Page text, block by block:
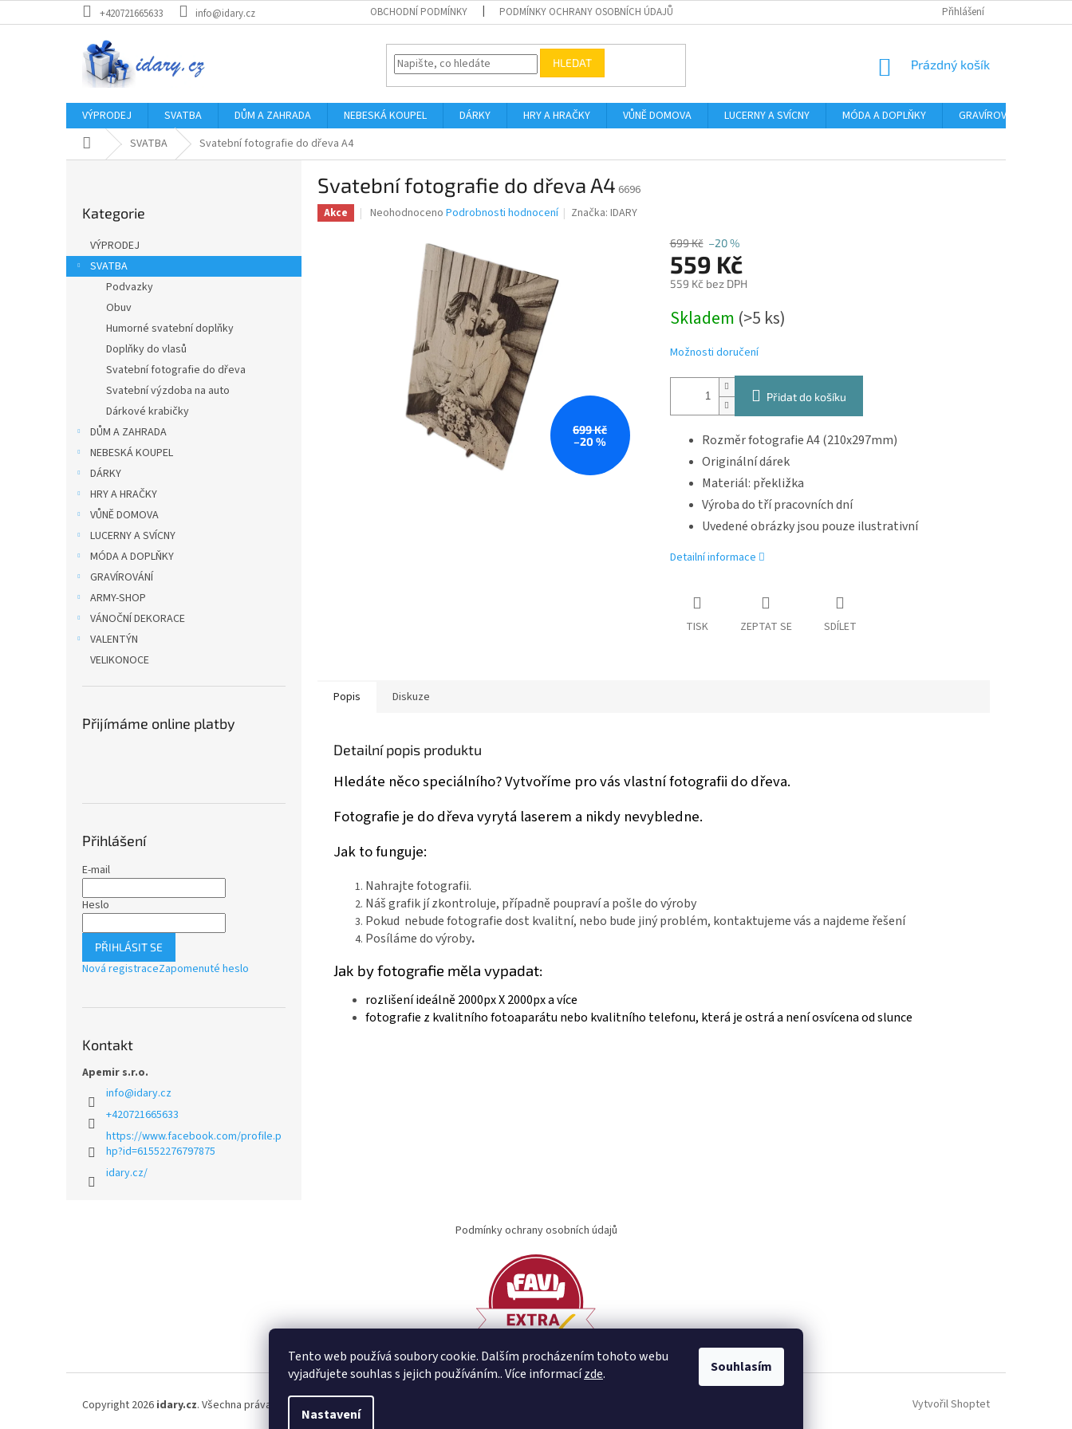
Tento web používá soubory cookie. Dalším procházením tohoto webu
vyjadřujete souhlas s jejich používáním.. Více informacízde.
Nastavení
Souhlasím
na
+420721665633 info@idary.cz OBCHODNÍ PODMÍNKY PODMÍNKY OCHRANY OSOBNÍCH ÚDAJŮ Přihlášení
HLEDAT
NÁKUPNÍ
Prázdný košík
VÝPRODEJ SVATBA DŮM A ZAHRADA NEBESKÁ KOUPEL DÁRKY HRY A HRAČKY VŮNĚ DOMOVA LUCERNY A SVÍCNY MÓDA A DOPLŇKY GRAVÍROVÁNÍ
Domů SVATBA Svatební fotografie do dřeva A4
a
n
kategorie
Kategorie
VÝPRODEJ
SVATBA
Podvazky
Obuv
Humorné svatební doplňky
Doplňky do vlasů
Svatební fotografie do dřeva
Svatební výzdoba na auto
Dárkové krabičky
DŮM A ZAHRADA
NEBESKÁ KOUPEL
DÁRKY
HRY A HRAČKY
VŮNĚ DOMOVA
LUCERNY A SVÍCNY
MÓDA A DOPLŇKY
GRAVÍROVÁNÍ
ARMY-SHOP
VÁNOČNÍ DEKORACE
VALENTÝN
VELIKONOCE
Přijímáme online platby
Přihlášení
E-mail
Heslo
PŘIHLÁSIT SE
Nová registraceZapomenuté heslo
Kontakt
Apemir s.r.o.
info@idary.cz
+420721665633
https://www.facebook.com/profile.p
hp?id=61552276797875
idary.cz/
Svatební fotografie do dřeva A4 6696
Akce
Průměrné
hvězdiček.
Neohodnoceno Podrobnosti hodnocení Značka:IDARY
699 Kč
–20 %
699 Kč –20 %
559 Kč
559 Kč bez DPH
cena:
Skladem (>5 ks)
Možnosti doručení
Přidat do košíku
Rozměr fotografie A4 (210x297mm)
Originální dárek
Materiál: překližka
Výroba do tří pracovních dní
Uvedené obrázky jsou pouze ilustrativní
Detailní informace
TISK ZEPTAT SE SDÍLET
Popis Diskuze
Detailní popis produktu
Hledáte něco speciálního? Vytvoříme pro vás vlastní fotografii do dřeva.
Fotografie je do dřeva vyrytá laserem a nikdy nevybledne.
Jak to funguje:
Nahrajte fotografii.
Náš grafik jí zkontroluje, případně poupraví a pošle do výroby
Pokud nebude fotografie dost kvalitní, nebo bude jiný problém, kontaktujeme vás a najdeme řešení
Posíláme do výroby.
Jak by fotografie měla vypadat:
rozlišení ideálně 2000px X 2000px a více
fotografie z kvalitního fotoaparátu nebo kvalitního telefonu, která je ostrá a není osvícena od slunce
Podmínky ochrany osobních údajů
Vytvořil Shoptet
Copyright 2026 idary.cz. Všechna práva vyhrazena.